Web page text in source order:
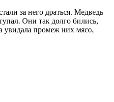
за него драться. Медведь
Они так долго бились,
увидала промеж них мясо,